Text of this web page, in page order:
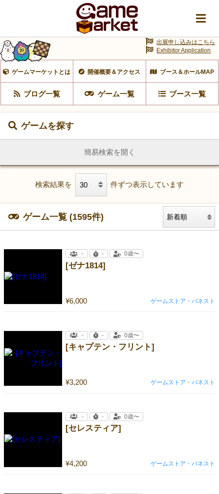
ゲームマーケットとは 開催概要＆アクセス ブース＆ホールMAP
ブログ一覧 ゲーム一覧 ブース一覧
出展申し込みはこちら
Exhibitor Application
ゲームを探す
簡易検索を開く
検索結果を 件ずつ表示しています
ゲーム一覧 (1595件)
[ゼナ1814]
¥6,000
- - 0歳〜
ゲームストア・バネスト
[キャプテン・フリント]
¥3,200
- - 0歳〜
ゲームストア・バネスト
[セレスティア]
¥4,200
- - 0歳〜
ゲームストア・バネスト